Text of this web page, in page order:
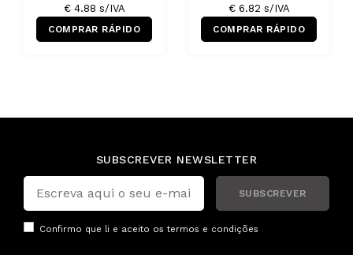
€ 4.88 s/IVA
COMPRAR RÁPIDO
€ 6.82 s/IVA
COMPRAR RÁPIDO
SUBSCREVER NEWSLETTER
SUBSCREVER
Confirmo que li e aceito os termos e condições